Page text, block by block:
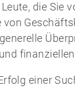
die Sie
von
einer